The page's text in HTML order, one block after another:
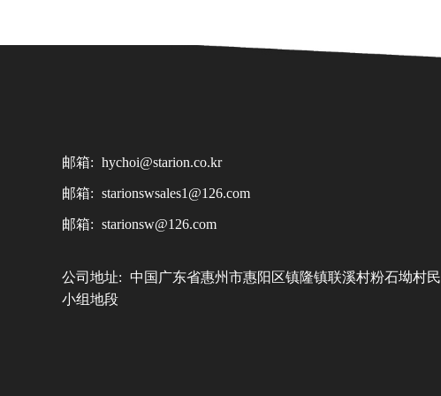
邮箱: hychoi@starion.co.kr
邮箱: starionswsales1@126.com
邮箱: starionsw@126.com
公司地址: 中国广东省惠州市惠阳区镇隆镇联溪村粉石坳村民
小组地段